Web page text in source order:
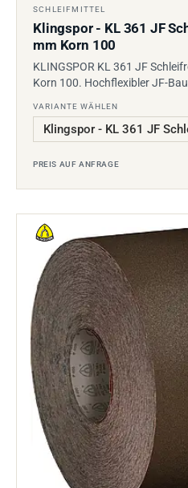
SCHLEIFMITTEL
Klingspor - KL 361 JF
mm Korn 100
KLINGSPOR KL 361 JF
Korn 100. Hochflexibler JF-
VARIANTE WÄHLEN
PREIS AUF ANFRAGE